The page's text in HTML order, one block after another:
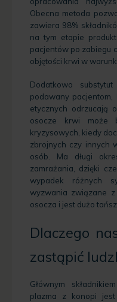
Obecna metoda
zawiera 98%
na tym etapie
pacjentów po zabiegu
objętości krwi w
Dodatkowo
podawany
etycznych odrzucają
osocze krwi może
kryzysowych, kiedy
zbrojnych czy innych
osób. Ma długi
zamrażania, dzięki
wypadek różnych
wyzwania związane z
osocza i jest dużo
Dlaczego
zastąpić
Głównym
plazma z konopi